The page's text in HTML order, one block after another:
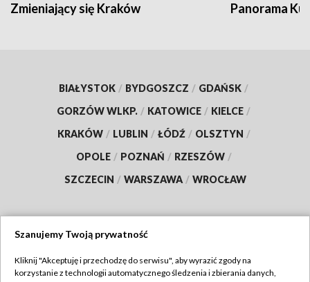
Zmieniający się Kraków Panorama
BIAŁYSTOK / BYDGOSZCZ / GDAŃSK /
GORZÓW WLKP. / KATOWICE / KIELCE /
KRAKÓW / LUBLIN / ŁÓDŹ / OLSZTYN /
OPOLE / POZNAŃ / RZESZÓW /
SZCZECIN / WARSZAWA / WROCŁAW
TVP
Szanujemy Twoją prywatność
Kliknij "Akceptuję i przechodzę do serwisu", aby wyrazić zgody na
korzystanie z technologii automatycznego śledzenia i zbierania danych,